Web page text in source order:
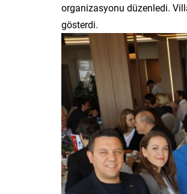
organizasyonu düzenledi.
gösterdi.